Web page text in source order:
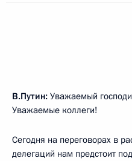
В.Путин: Уважаемый
Уважаемые коллеги!
Сегодня на переговорах в
делегаций нам предстоит